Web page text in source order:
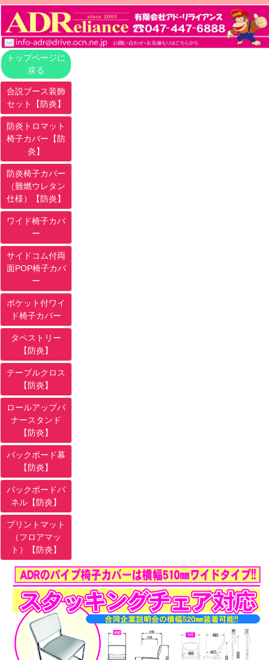
トップページに
戻る
合説ブース装飾
セット【防炎】
防炎トロマット
椅子カバー【防
炎】
防炎椅子カバー
（難燃ウレタン
仕様）【防炎】
ワイド椅子カバ
ー
サイドコム付両
面POP椅子カバ
ー
ポケット付ワイ
ド椅子カバー
タペストリー
【防炎】
テーブルクロス
【防炎】
ロールアップバ
ナースタンド
【防炎】
バックボード幕
【防炎】
バックボードパ
ネル【防炎】
プリントマット
（フロアマッ
ト）【防炎】